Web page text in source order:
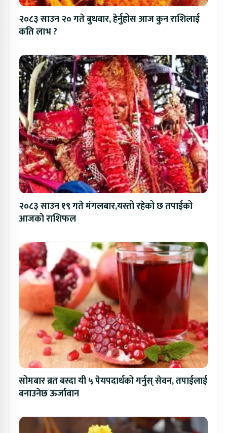
२०८३ साउन २० गते बुधवार, हेर्नुहोस आज कुन राशिलाई
कति लाभ ?
२०८३ साउन १९ गते मंगलबार,यस्तो रहेको छ तपाईको
आजको राशिफल
सोमबार ब्रत बस्दा यी ५ पेयपदार्थको गर्नुस् सेवन, तपाईलाई
बनाउनेछ ऊर्जावान